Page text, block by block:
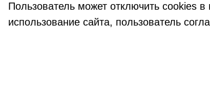
Пользователь может отключить cookies
использование сайта, пользователь